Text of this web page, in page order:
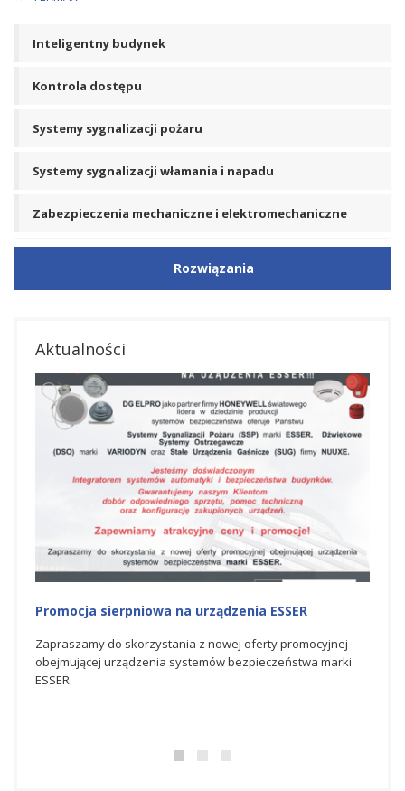
Inteligentny budynek
Kontrola dostępu
Systemy sygnalizacji pożaru
Systemy sygnalizacji włamania i napadu
Zabezpieczenia mechaniczne i elektromechaniczne
Rozwiązania
Aktualności
Promocja sierpniowa na urządzenia ESSER
Zapraszamy do skorzystania z nowej oferty promocyjnej
obejmującej urządzenia systemów bezpieczeństwa marki
ESSER.